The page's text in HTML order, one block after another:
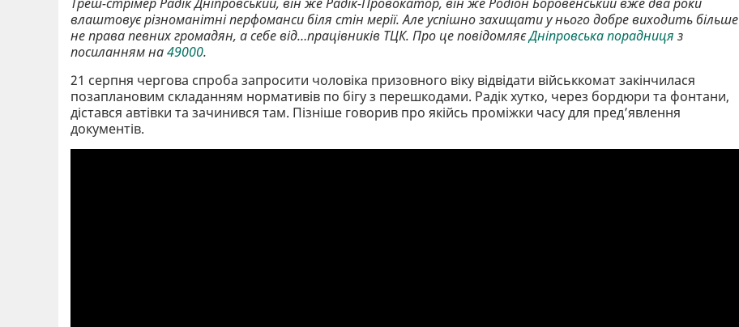
влаштовує різноманітні перфоманси біля стін мерії. Але успішно захищати у нього добре виходить більше
не права певних громадян, а себе від…працівників ТЦК. Про це повідомляєДніпровська порадниця з
посиланням на49000.
21 серпня чергова спроба запросити чоловіка призовного віку відвідати військкомат закінчилася
позаплановим складанням нормативів по бігу з перешкодами. Радік хутко, через бордюри та фонтани,
дістався автівки та зачинився там. Пізніше говорив про якійсь проміжки часу для пред’явлення
документів.